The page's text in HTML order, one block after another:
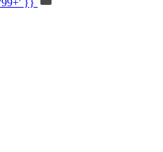
'99+' }}